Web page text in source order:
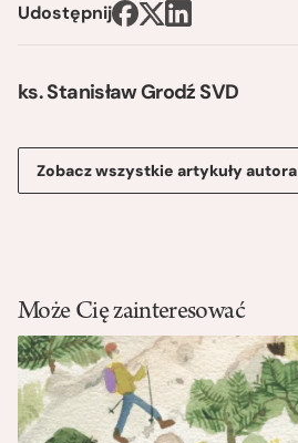
ks. Stanisław Grodź SVD
Zobacz wszystkie artykuły autora
Udostępnij
Może Cię zainteresować